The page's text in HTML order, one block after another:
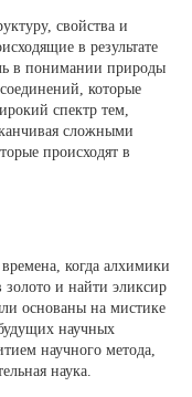
свойства и
в результате
в понимании природы
которые
спектр тем,
сложными
происходят в
когда алхимики
золото и найти эликсир
основаны на мистике
научных
научного метода,
наука.